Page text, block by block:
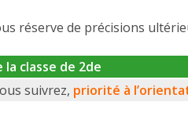
réserve de précisions
la classe de 2de
suivrez, priorité à